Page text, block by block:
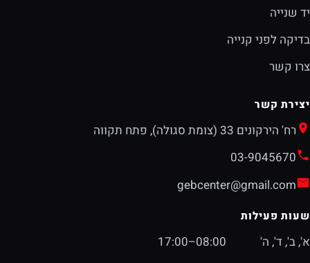
יד שנייה
בדיקה לפני קנייה
צרו קשר
יצירת קשר
רח' הירקונים 33 (צומת סגולה), פתח תקווה
03-9045670
gebcenter@gmail.com
שעות פעילות
א', ב', ד', ה'
08:00–17:00